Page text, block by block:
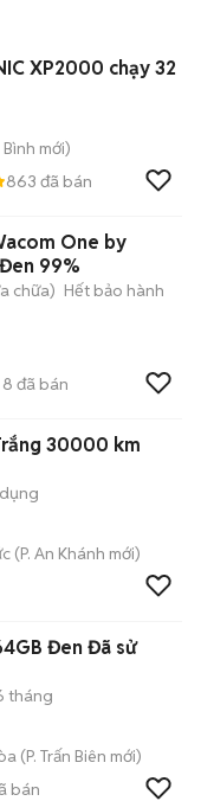
XP2000 chạy 32
Bình mới)
863 đã bán
One by
99%
chữa) Hết bảo hành
8 đã bán
30000 km
(P. An Khánh mới)
Đen Đã sử
tháng
(P. Trấn Biên mới)
bán